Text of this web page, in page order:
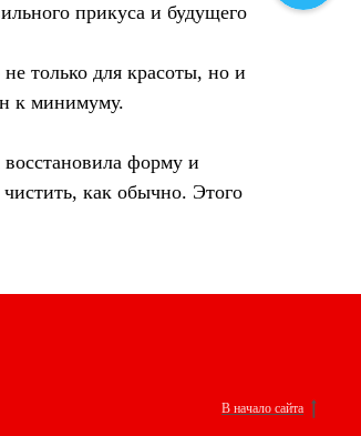
прикуса и будущего
только для красоты, но и
к минимуму.
форму и
чистить, как обычно. Этого
В начало сайта